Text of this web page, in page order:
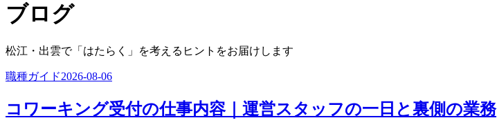
ブログ
松江・出雲で「はたらく」を考えるヒントをお届けします
職種ガイド2026-08-06
コワーキング受付の仕事内容｜運営スタッフの一日と裏側の業務